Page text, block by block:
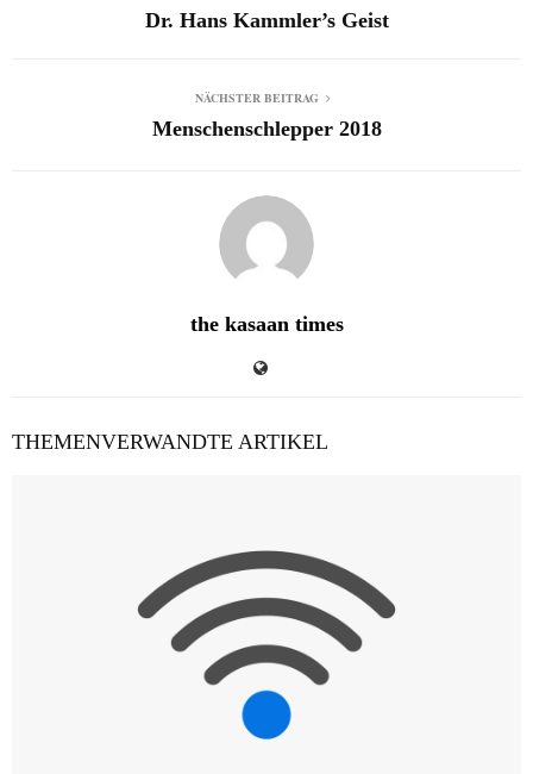
Dr. Hans Kammler’s Geist
NÄCHSTER BEITRAG
Menschenschlepper 2018
the kasaan times
THEMENVERWANDTE ARTIKEL